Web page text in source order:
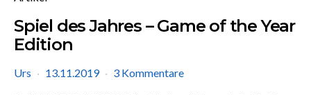
Spiel des Jahres – Game of the Year
Edition
Urs 13.11.2019 3 Kommentare